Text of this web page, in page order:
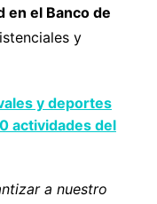
en el Banco de
y
y deportes
actividades del
a nuestro